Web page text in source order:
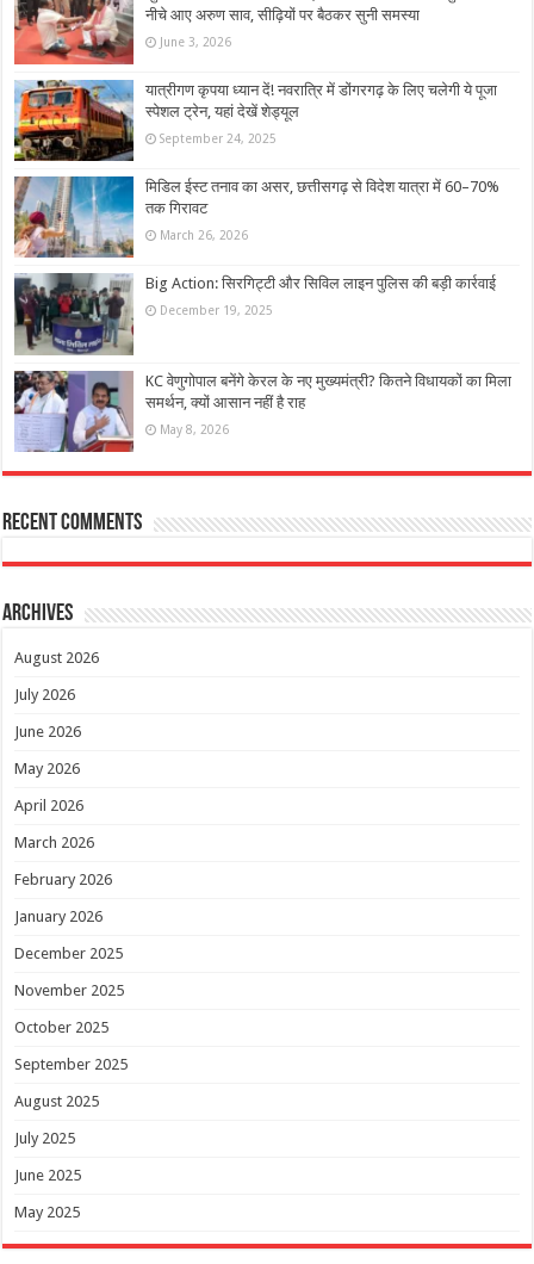
नीचे आए अरुण साव, सीढ़ियों पर बैठकर सुनी समस्या
June 3, 2026
यात्रीगण कृपया ध्यान दें! नवरात्रि में डोंगरगढ़ के लिए चलेगी ये पूजा
स्पेशल ट्रेन, यहां देखें शेड्यूल
September 24, 2025
मिडिल ईस्ट तनाव का असर, छत्तीसगढ़ से विदेश यात्रा में 60–70%
तक गिरावट
March 26, 2026
Big Action: सिरगिट्टी और सिविल लाइन पुलिस की बड़ी कार्रवाई
December 19, 2025
KC वेणुगोपाल बनेंगे केरल के नए मुख्यमंत्री? कितने विधायकों का मिला
समर्थन, क्‍यों आसान नहीं है राह
May 8, 2026
Recent Comments
Archives
August 2026
July 2026
June 2026
May 2026
April 2026
March 2026
February 2026
January 2026
December 2025
November 2025
October 2025
September 2025
August 2025
July 2025
June 2025
May 2025